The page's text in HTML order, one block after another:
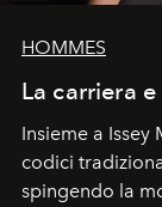
HOMMES
La carriera
Insieme a Issey
codici
spingendo la